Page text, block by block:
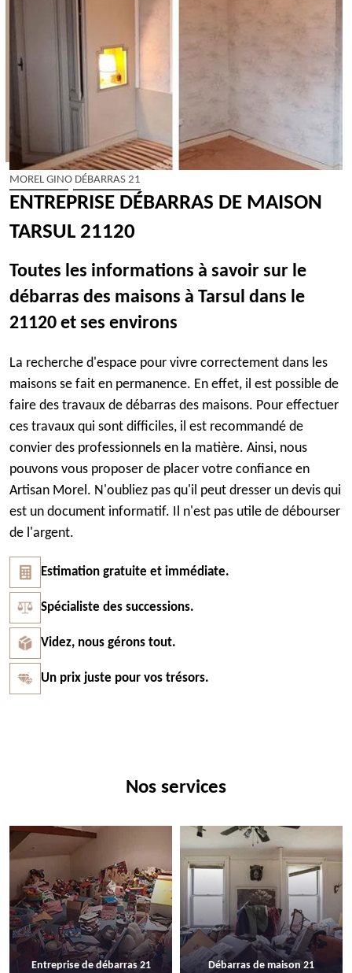
MOREL GINO DÉBARRAS 21
ENTREPRISE DÉBARRAS DE MAISON
TARSUL 21120
Toutes les informations à savoir sur le
débarras des maisons à Tarsul dans le
21120 et ses environs
La recherche d'espace pour vivre correctement dans les
maisons se fait en permanence. En effet, il est possible de
faire des travaux de débarras des maisons. Pour effectuer
ces travaux qui sont difficiles, il est recommandé de
convier des professionnels en la matière. Ainsi, nous
pouvons vous proposer de placer votre confiance en
Artisan Morel. N'oubliez pas qu'il peut dresser un devis qui
est un document informatif. Il n'est pas utile de débourser
de l'argent.
Estimation gratuite et immédiate.
Spécialiste des successions.
Videz, nous gérons tout.
Un prix juste pour vos trésors.
Nos services
Entreprise de débarras 21 Débarras de maison 21